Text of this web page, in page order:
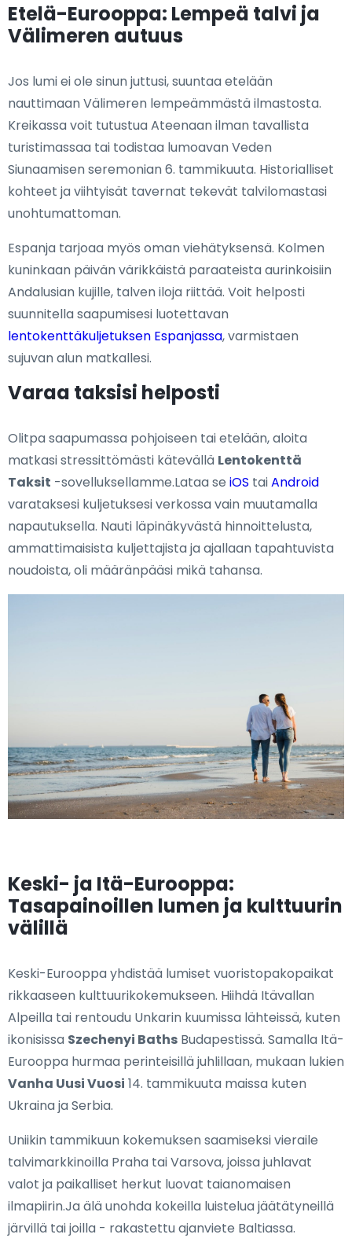
Etelä-Eurooppa: Lempeä talvi ja
Välimeren autuus
Jos lumi ei ole sinun juttusi, suuntaa etelään
nauttimaan Välimeren lempeämmästä ilmastosta.
Kreikassa voit tutustua Ateenaan ilman tavallista
turistimassaa tai todistaa lumoavan Veden
Siunaamisen seremonian 6. tammikuuta. Historialliset
kohteet ja viihtyisät tavernat tekevät talvilomastasi
unohtumattoman.
Espanja tarjoaa myös oman viehätyksensä. Kolmen
kuninkaan päivän värikkäistä paraateista aurinkoisiin
Andalusian kujille, talven iloja riittää. Voit helposti
suunnitella saapumisesi luotettavan
lentokenttäkuljetuksen Espanjassa, varmistaen
sujuvan alun matkallesi.
Varaa taksisi helposti
Olitpa saapumassa pohjoiseen tai etelään, aloita
matkasi stressittömästi kätevällä Lentokenttä
Taksit -sovelluksellamme.Lataa se iOS taiAndroid
varataksesi kuljetuksesi verkossa vain muutamalla
napautuksella. Nauti läpinäkyvästä hinnoittelusta,
ammattimaisista kuljettajista ja ajallaan tapahtuvista
noudoista, oli määränpääsi mikä tahansa.
Keski- ja Itä-Eurooppa:
Tasapainoillen lumen ja kulttuurin
välillä
Keski-Eurooppa yhdistää lumiset vuoristopakopaikat
rikkaaseen kulttuurikokemukseen. Hiihdä Itävallan
Alpeilla tai rentoudu Unkarin kuumissa lähteissä, kuten
ikonisissa Szechenyi Baths Budapestissä. Samalla Itä-
Eurooppa hurmaa perinteisillä juhlillaan, mukaan lukien
Vanha Uusi Vuosi 14. tammikuuta maissa kuten
Ukraina ja Serbia.
Uniikin tammikuun kokemuksen saamiseksi vieraile
talvimarkkinoilla Praha tai Varsova, joissa juhlavat
valot ja paikalliset herkut luovat taianomaisen
ilmapiirin.Ja älä unohda kokeilla luistelua jäätätyneillä
järvillä tai joilla - rakastettu ajanviete Baltiassa.